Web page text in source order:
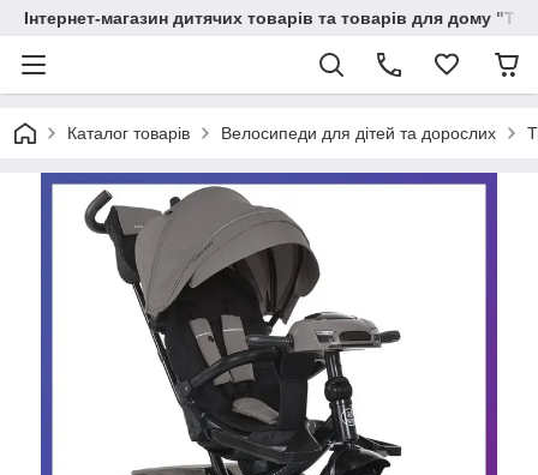
Інтернет-магазин дитячих товарів та товарів для дому
Каталог товарів Велосипеди для дітей та дорослих